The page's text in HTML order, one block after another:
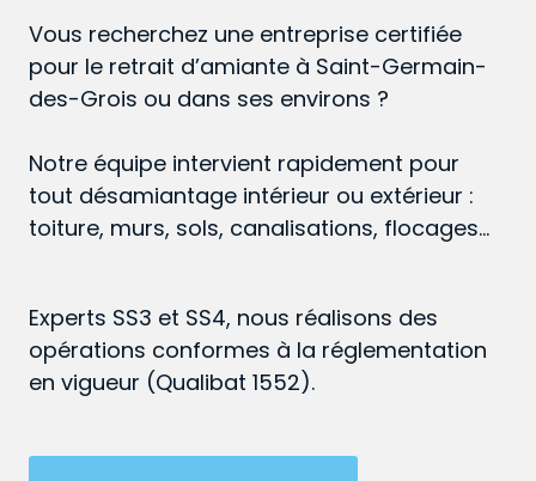
Vous recherchez une entreprise certifiée
pour le retrait d’amiante à Saint-Germain-
des-Grois ou dans ses environs ?
Notre équipe intervient rapidement pour
tout désamiantage intérieur ou extérieur :
toiture, murs, sols, canalisations, flocages…
Experts SS3 et SS4, nous réalisons des
opérations conformes à la réglementation
en vigueur (Qualibat 1552).